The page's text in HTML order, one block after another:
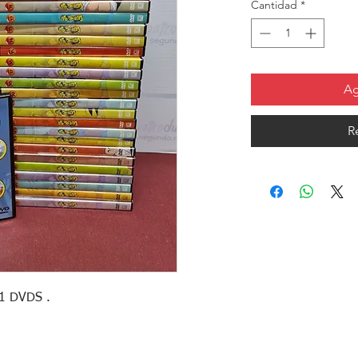
DVDS .
Cantidad *